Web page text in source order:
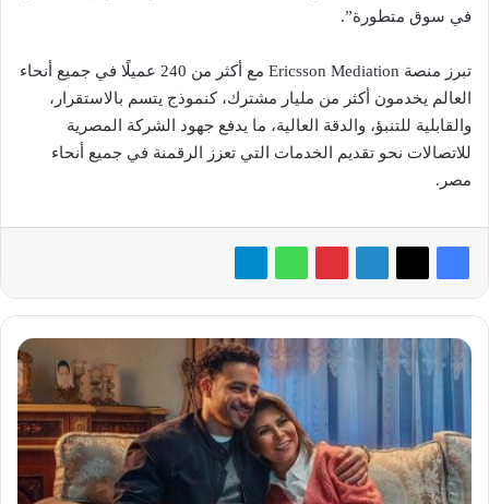
في سوق متطورة”.
تبرز منصة Ericsson Mediation مع أكثر من 240 عميلًا في جميع أنحاء
العالم يخدمون أكثر من مليار مشترك، كنموذج يتسم بالاستقرار،
والقابلية للتنبؤ، والدقة العالية، ما يدفع جهود الشركة المصرية
للاتصالات نحو تقديم الخدمات التي تعزز الرقمنة في جميع أنحاء
مصر.
«اورنچ
مصر»
الرقمي
في
رمضان